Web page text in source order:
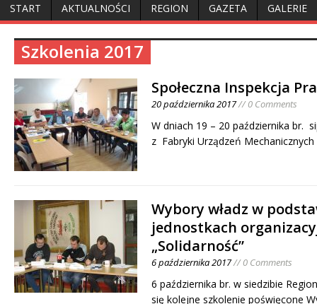
START AKTUALNOŚCI REGION GAZETA GALERIE
Szkolenia 2017
Społeczna Inspekcja
20 października 2017// 0 Comments
W dniach 19 – 20 października br.
z Fabryki Urządzeń Mechanicznych
Wybory władz w
jednostkach
„Solidarność”
6 października 2017// 0 Comments
6 października br. w siedzibie
się kolejne szkolenie poświęcone